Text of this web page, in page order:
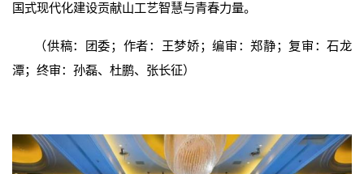
国式现代化建设贡献山工艺智慧与青春力量。
（供稿：团委；作者：王梦娇；编审：郑静；复审：石龙
潭；终审：孙磊、杜鹏、张长征）